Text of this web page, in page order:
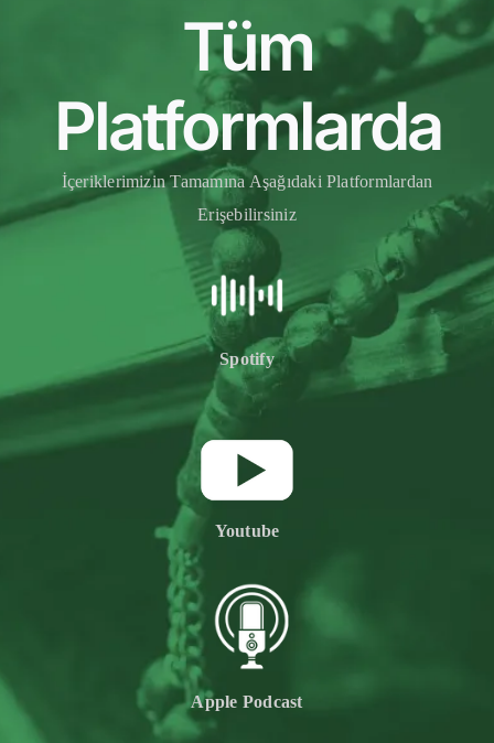
Tüm
Platformlarda
İçeriklerimizin Tamamına Aşağıdaki Platformlardan
Erişebilirsiniz
Spotify
Youtube
Apple Podcast